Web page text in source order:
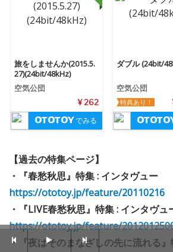
旅をしませんか(2015.5.
27)(24bit/48kHz)
空気公団
¥ 262
でみる
ダブル (24bit/
空気公団
特典あり！
【過去の特集ページ】
・『春愁秋思』特集 : インタヴュー
https://ototoy.jp/feature/20110216
・『LIVE春愁秋思』特集 : インタヴュ
https://ototoy.jp/feature/
・『夜はそのまなざしの先に流れる